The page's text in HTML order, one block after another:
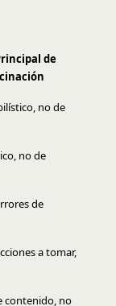
de
no de
no de
de
a tomar,
contenido, no